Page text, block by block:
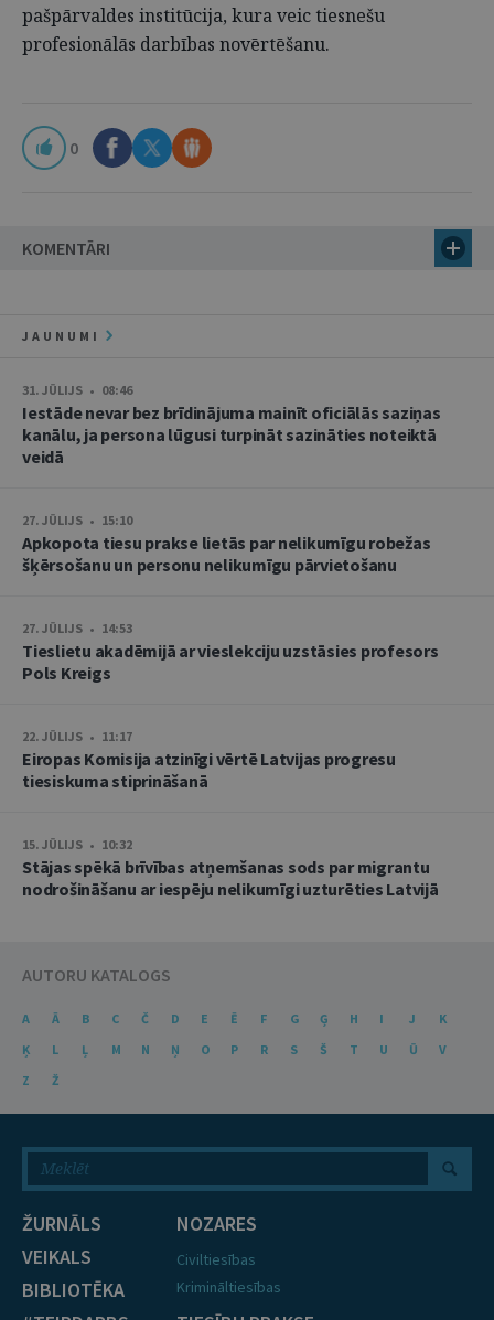
pašpārvaldes institūcija, kura veic tiesnešu
profesionālās darbības novērtēšanu.
0
KOMENTĀRI
JAUNUMI
31. JŪLIJS • 08:46
Iestāde nevar bez brīdinājuma mainīt oficiālās saziņas
kanālu, ja persona lūgusi turpināt sazināties noteiktā
veidā
27. JŪLIJS • 15:10
Apkopota tiesu prakse lietās par nelikumīgu robežas
šķērsošanu un personu nelikumīgu pārvietošanu
27. JŪLIJS • 14:53
Tieslietu akadēmijā ar vieslekciju uzstāsies profesors
Pols Kreigs
22. JŪLIJS • 11:17
Eiropas Komisija atzinīgi vērtē Latvijas progresu
tiesiskuma stiprināšanā
15. JŪLIJS • 10:32
Stājas spēkā brīvības atņemšanas sods par migrantu
nodrošināšanu ar iespēju nelikumīgi uzturēties Latvijā
AUTORU KATALOGS
A Ā B C Č D E Ē F G Ģ H I J
K
Ķ
L Ļ M N Ņ O P R S Š T U Ū
V
Z
Ž
ŽURNĀLS
VEIKALS
BIBLIOTĒKA
NOZARES
Civiltiesības
Krimināltiesības